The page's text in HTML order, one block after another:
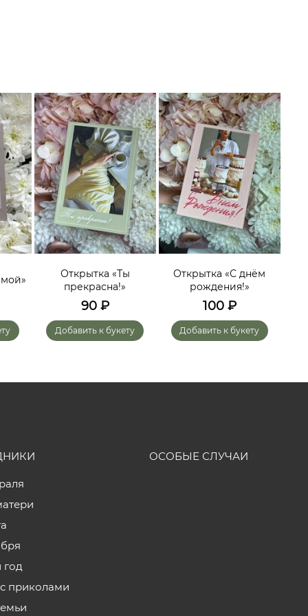
Открытка «Ты
прекрасна!»
90₽
Добавить к букету
Открытка «С днём
рождения!»
100₽
Добавить к букету
приколами
ОСОБЫЕ СЛУЧАИ